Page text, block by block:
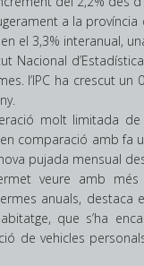
a la
en el 3,3% interanual,
Nacional
l’IPC ha crescut
molt limitada
comparació amb fa
pujada mensual
veure amb
anuals, destaca
que s’ha
de vehicles
El auge de
eleva el
Social hasta
millones en
Posted in
Federació